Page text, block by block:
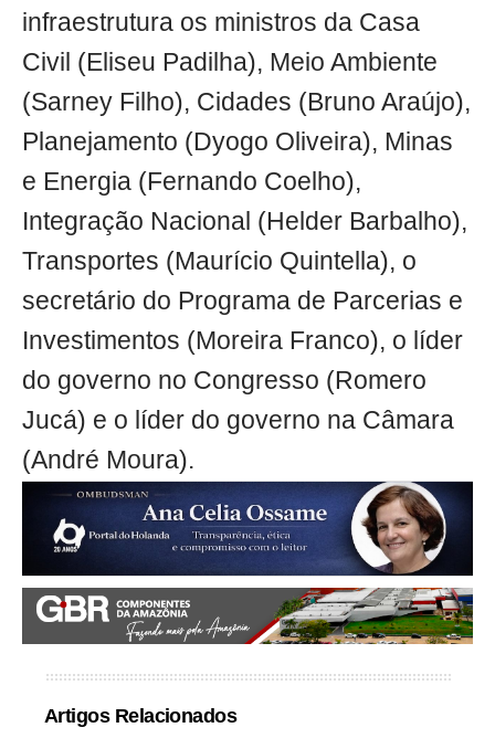
infraestrutura os ministros da Casa
Civil (Eliseu Padilha), Meio Ambiente
(Sarney Filho), Cidades (Bruno Araújo),
Planejamento (Dyogo Oliveira), Minas
e Energia (Fernando Coelho),
Integração Nacional (Helder Barbalho),
Transportes (Maurício Quintella), o
secretário do Programa de Parcerias e
Investimentos (Moreira Franco), o líder
do governo no Congresso (Romero
Jucá) e o líder do governo na Câmara
(André Moura).
Artigos Relacionados